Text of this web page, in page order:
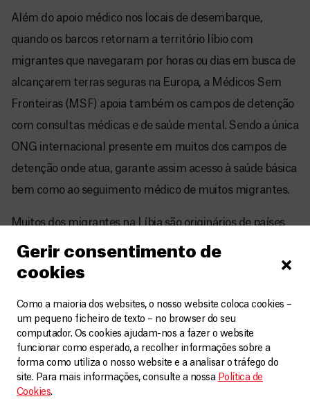
Gerir consentimento de
cookies
Como a maioria dos websites, o nosso website coloca cookies –
um pequeno ficheiro de texto – no browser do seu
computador. Os cookies ajudam-nos a fazer o website
funcionar como esperado, a recolher informações sobre a
forma como utiliza o nosso website e a analisar o tráfego do
site. Para mais informações, consulte a nossa Política de
Cookies.
Além do apoio médico nos locais de desembarque,
quando os barcos retornam a território líbio com
migrantes que navegaram por horas ou dias em busca de
alcançarem terras seguras na Europa, a Médicos Sem
Fronteiras (MSF) apoia também os campos de detenção
com consultas médicas e de saúde mental. Sendo a única
ONG internacional presente em muitos dos campos de
detenção onde atua, garante assim acesso à saúde básica
bem como ao seguimento médico de muitos migrantes.
Muitos dos migrantes na Líbia são originários de países
com alta prevalência de tuberculose (TB). A falta de
acesso a serviços de saúde associada às precárias
nas comunidades na Líbia, são críticos na disseminação
de TB e no potencial desenvolvimento de resistência a
antibióticos.
Em 2020, a MSF inaugurou uma unidade de tuberculose